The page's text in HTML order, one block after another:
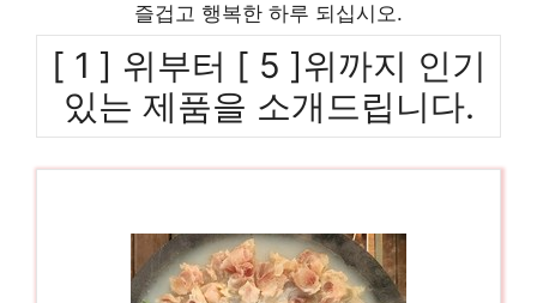
즐겁고 행복한 하루 되십시오.
[ 1 ] 위부터 [ 5 ]위까지 인기
있는 제품을 소개드립니다.